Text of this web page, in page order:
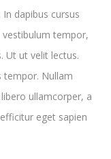
dapibus cursus
vestibulum tempor,
Ut ut velit lectus.
tempor. Nullam
ullamcorper, a
eget sapien